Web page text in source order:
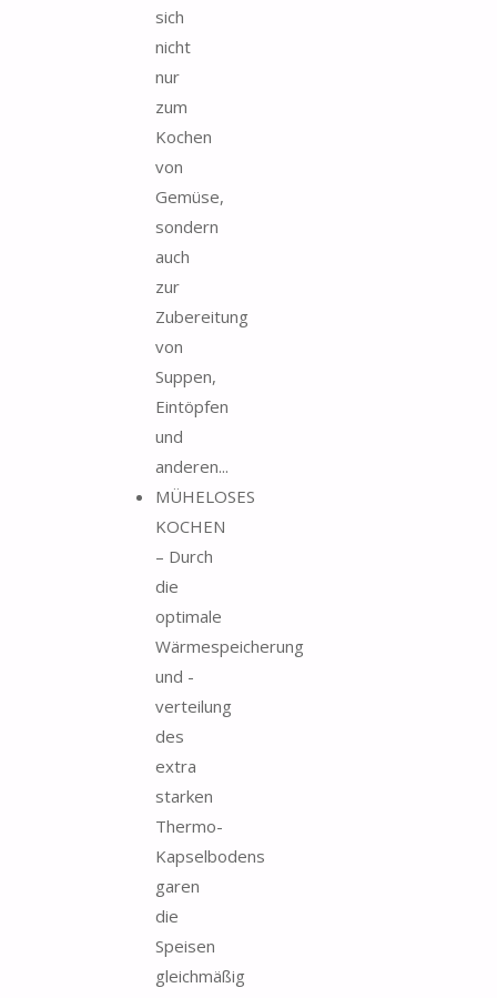
sich
nicht
nur
zum
Kochen
von
Gemüse,
sondern
auch
zur
Zubereitung
von
Suppen,
Eintöpfen
und
anderen...
MÜHELOSES
KOCHEN
– Durch
die
optimale
Wärmespeicherung
und -
verteilung
des
extra
starken
Thermo-
Kapselbodens
garen
die
Speisen
gleichmäßig